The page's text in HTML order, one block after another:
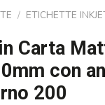
/ ETICHETTE
Carta
con
200